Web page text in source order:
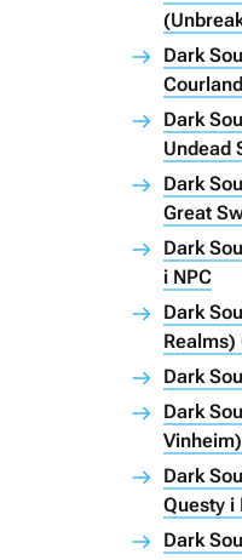
Dark
Dark
Undead
Dark
Great
Dark
i NPC
Dark
Realms)
Dark
Dark
Dark
Questy i
Dark